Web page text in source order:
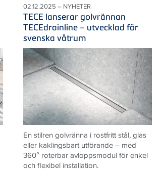
02.12.2025 – NYHETER
TECE lanserar golvrännan
TECEdrainline – utvecklad för
svenska våtrum
En stilren golvränna i rostfritt stål, glas
eller kaklingsbart utförande – med
360° roterbar avloppsmodul för enkel
och flexibel installation.